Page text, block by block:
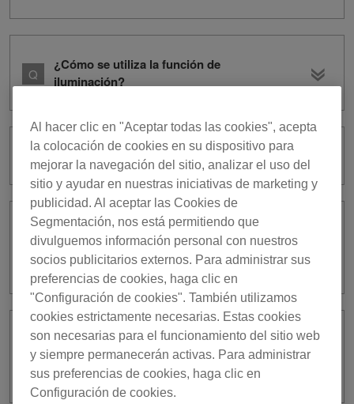
¿Cómo se utiliza la función de
iluminación?
¿Qué es [Mood]?
¿Qué tipos de equipos de iluminación
son compatibles con el modo
LIGHTING?
Cuando edito [Macro] de una pista con
[MACRO EDITOR], puedo cambiar la
[Escena] o conmutar la opción [Bank]?
Al hacer clic en "Aceptar todas las cookies", acepta
la colocación de cookies en su dispositivo para
mejorar la navegación del sitio, analizar el uso del
sitio y ayudar en nuestras iniciativas de marketing y
publicidad. Al aceptar las Cookies de
Segmentación, nos está permitiendo que
divulguemos información personal con nuestros
socios publicitarios externos. Para administrar sus
preferencias de cookies, haga clic en
"Configuración de cookies". También utilizamos
cookies estrictamente necesarias. Estas cookies
son necesarias para el funcionamiento del sitio web
y siempre permanecerán activas. Para administrar
sus preferencias de cookies, haga clic en
Configuración de cookies.